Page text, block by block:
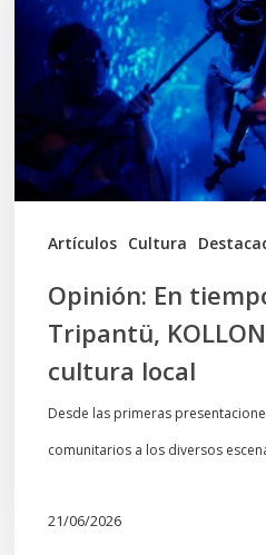
Artículos Cultura
Wiñoy
Tripantü,
KOLLONG
impacta
la
cultura
Opinión: En
Tripantü,
cultura local
Desde las primeras
comunitarios a los diversos
21/06/2026